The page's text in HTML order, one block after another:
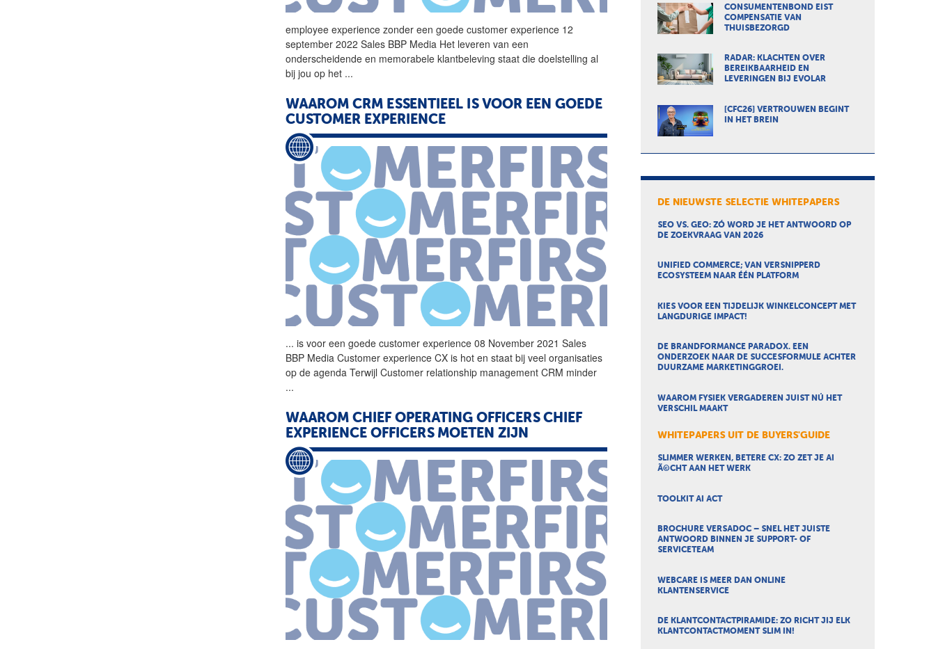
employeeexperience zonder een goede customerexperience 12
september 2022 Sales BBP Media Het leveren van een
onderscheidende en memorabele klantbeleving staat die doelstelling al
bij jou op het ...
WAAROM CRM ESSENTIEEL IS VOOR EEN GOEDE
CUSTOMER EXPERIENCE
... is voor een goede customerexperience 08 November 2021 Sales
BBP Media Customerexperience CX is hot en staat bij veel organisaties
op de agenda Terwijl Customer relationship management CRM minder
...
WAAROM CHIEF OPERATING OFFICERS CHIEF
EXPERIENCE OFFICERS MOETEN ZIJN
CONSUMENTENBOND EIST
COMPENSATIE VAN
THUISBEZORGD
RADAR: KLACHTEN OVER
BEREIKBAARHEID EN
LEVERINGEN BIJ EVOLAR
[CFC26] VERTROUWEN BEGINT
IN HET BREIN
DE NIEUWSTE SELECTIE WHITEPAPERS
SEO VS. GEO: ZÓ WORD JE HET ANTWOORD OP
DE ZOEKVRAAG VAN 2026
UNIFIED COMMERCE; VAN VERSNIPPERD
ECOSYSTEEM NAAR ÉÉN PLATFORM
KIES VOOR EEN TIJDELIJK WINKELCONCEPT MET
LANGDURIGE IMPACT!
DE BRANDFORMANCE PARADOX. EEN
ONDERZOEK NAAR DE SUCCESFORMULE ACHTER
DUURZAME MARKETINGGROEI.
WAAROM FYSIEK VERGADEREN JUIST NÚ HET
VERSCHIL MAAKT
WHITEPAPERS UIT DE BUYERS'GUIDE
SLIMMER WERKEN, BETERE CX: ZO ZET JE AI
Ã©CHT AAN HET WERK
TOOLKIT AI ACT
BROCHURE VERSADOC – SNEL HET JUISTE
ANTWOORD BINNEN JE SUPPORT- OF
SERVICETEAM
WEBCARE IS MEER DAN ONLINE
KLANTENSERVICE
DE KLANTCONTACTPIRAMIDE: ZO RICHT JIJ ELK
KLANTCONTACTMOMENT SLIM IN!